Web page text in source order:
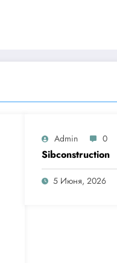
Admin 0
Sibconstruction
5 Июня, 2026